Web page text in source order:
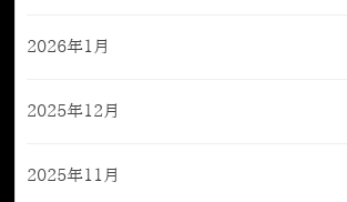
2026年1月
2025年12月
2025年11月